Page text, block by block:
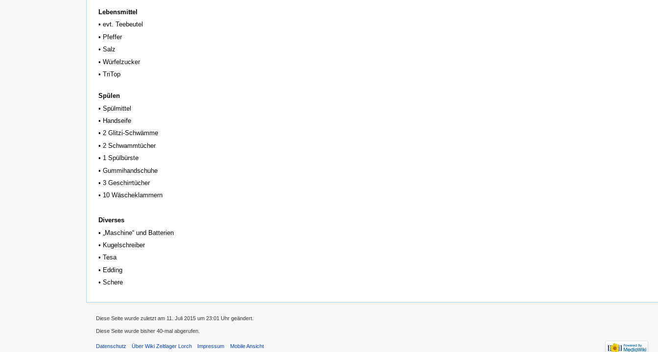
Lebensmittel
• evt. Teebeutel
• Pfeffer
• Salz
• Würfelzucker
• TriTop
Spülen
• Spülmittel
• Handseife
• 2 Glitzi-Schwämme
• 2 Schwammtücher
• 1 Spülbürste
• Gummihandschuhe
• 3 Geschirrtücher
• 10 Wäscheklammern
Diverses
• „Maschine“ und Batterien
• Kugelschreiber
• Tesa
• Edding
• Schere
Diese Seite wurde zuletzt am 11. Juli 2015 um 23:01 Uhr geändert.
Diese Seite wurde bisher 40-mal abgerufen.
Datenschutz Über Wiki Zeltlager Lorch Impressum Mobile Ansicht